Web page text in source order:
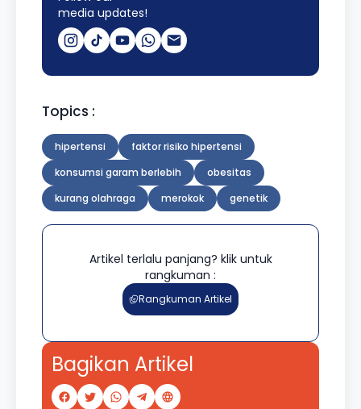
media updates!
Topics :
hipertensi
faktor risiko hipertensi
konsumsi garam berlebih
obesitas
kurang olahraga
merokok genetik
Artikel terlalu panjang? klik untuk
rangkuman :
Rangkuman Artikel
Bagikan Artikel